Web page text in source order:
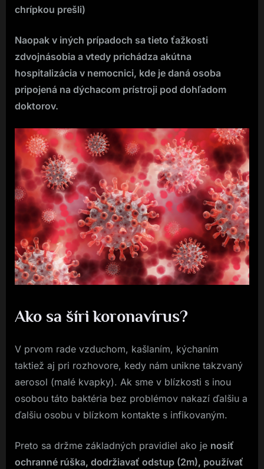
chrípkou prešli)
Naopak v iných prípadoch sa tieto ťažkosti
zdvojnásobia a vtedy prichádza akútna
hospitalizácia v nemocnici, kde je daná osoba
pripojená na dýchacom prístroji pod dohľadom
doktorov.
Ako sa šíri koronavírus?
V prvom rade vzduchom, kašlaním, kýchaním
taktiež aj pri rozhovore, kedy nám unikne takzvaný
aerosol (malé kvapky). Ak sme v blízkosti s inou
osobou táto baktéria bez problémov nakazí ďalšiu a
ďalšiu osobu v blízkom kontakte s infikovaným.
Preto sa držme základných pravidiel ako je nosiť
ochranné rúška, dodržiavať odstup (2m), používať